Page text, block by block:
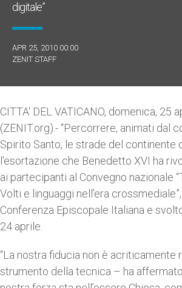
digitale”
APR 25, 2010 00:00
ZENIT STAFF
CITTA' DEL VATICANO, domenica, 25
(ZENIT.org).- “Percorrere, animati dal
Spirito Santo, le strade del continente
l'esortazione che Benedetto XVI ha
ai partecipanti al Convegno nazionale
Volti e linguaggi nell’era
Conferenza Episcopale Italiana e
24 aprile.
“La nostra fiducia non è acriticamente
strumento della tecnica – ha